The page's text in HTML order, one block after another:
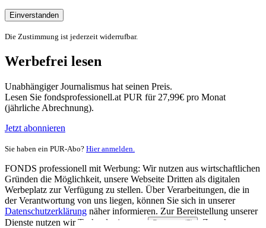
Einverstanden
Die Zustimmung ist jederzeit widerrufbar.
Werbefrei lesen
Unabhängiger Journalismus hat seinen Preis.
Lesen Sie fondsprofessionell.at PUR für 27,99€ pro Monat
(jährliche Abrechnung).
Jetzt abonnieren
Sie haben ein PUR-Abo? Hier anmelden.
FONDS professionell mit Werbung: Wir nutzen aus wirtschaftlichen
Gründen die Möglichkeit, unsere Webseite Dritten als digitalen
Werbeplatz zur Verfügung zu stellen. Über Verarbeitungen, die in
der Verantwortung von uns liegen, können Sie sich in unserer
Datenschutzerklärung näher informieren. Zur Bereitstellung unserer
Dienste nutzen wir Technologien von
Partnern (5)
. Zwecke: